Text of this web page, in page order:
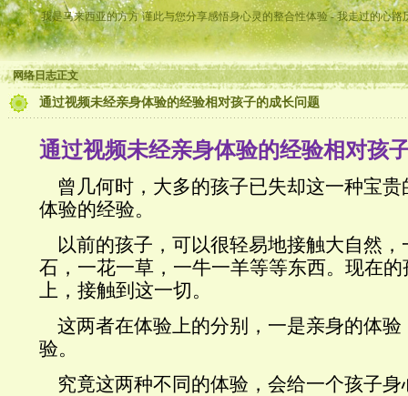
我是马来西亚的方方 谨此与您分享感悟身心灵的整合性体验 - 我走过的心路
网络日志正文
通过视频未经亲身体验的经验相对孩子的成长问题
通过视频未经亲身体验的经验相对孩
曾几何时，大多的孩子已失却这一种宝
体验的经验。
以前的孩子，可以很轻易地接触大自然，
石，一花一草，一牛一羊等等东西。现在
上，接触到这一切。
这两者在体验上的分别，一是亲身的体验
验。
究竟这两种不同的体验，会给一个孩子身